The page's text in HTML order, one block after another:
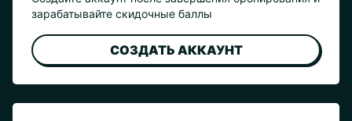
зарабатывайте скидочные баллы
СОЗДАТЬ АККАУНТ